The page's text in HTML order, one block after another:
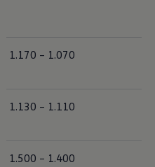
1.170 – 1.070
1.130 – 1.110
1.500 – 1.400